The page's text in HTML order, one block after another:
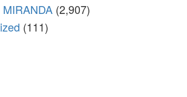
(2,907)
(111)